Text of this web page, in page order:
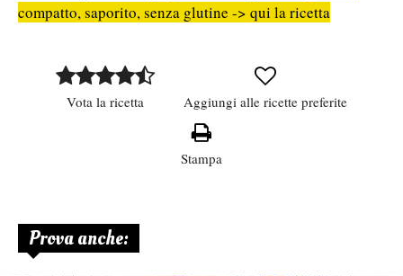
compatto, saporito, senza glutine -> qui la ricetta
Vota la ricetta Aggiungi alle ricette preferite
Stampa
Prova anche: